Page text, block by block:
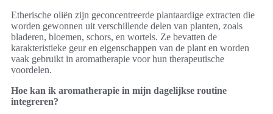
Etherische oliën zijn geconcentreerde plantaardige extracten die
worden gewonnen uit verschillende delen van planten, zoals
bladeren, bloemen, schors, en wortels. Ze bevatten de
karakteristieke geur en eigenschappen van de plant en worden
vaak gebruikt in aromatherapie voor hun therapeutische
voordelen.
Hoe kan ik aromatherapie in mijn dagelijkse routine
integreren?